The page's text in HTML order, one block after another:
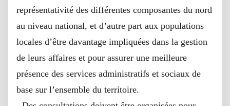
représentativité des différentes composantes du nord
au niveau national, et d’autre part aux populations
locales d’être davantage impliquées dans la gestion
de leurs affaires et pour assurer une meilleure
présence des services administratifs et sociaux de
base sur l’ensemble du territoire.